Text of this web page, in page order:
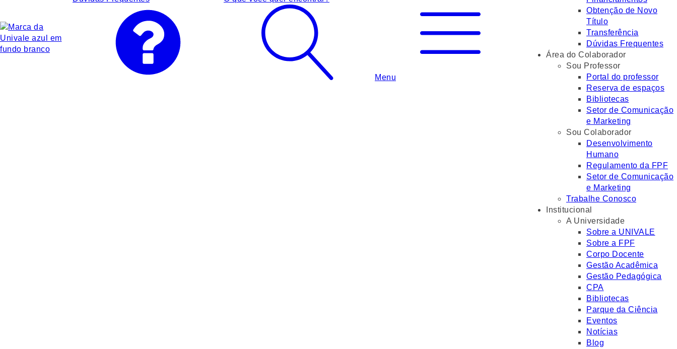
Menu
Obtenção de Novo
Título
Transferência
Dúvidas Frequentes
Área do Colaborador
Sou Professor
Portal do professor
Reserva de espaços
Bibliotecas
Setor de Comunicação
e Marketing
Sou Colaborador
Desenvolvimento
Humano
Regulamento da FPF
Setor de Comunicação
e Marketing
Trabalhe Conosco
Institucional
A Universidade
Sobre a UNIVALE
Sobre a FPF
Corpo Docente
Gestão Acadêmica
Gestão Pedagógica
CPA
Bibliotecas
Parque da Ciência
Eventos
Notícias
Blog